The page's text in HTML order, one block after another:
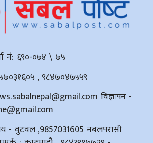
नं: ६९०-०७४ \ ७५
, ९८४७०४७५५९
विज्ञापन -
- वुटवल ,9857031605 नबलपरासी